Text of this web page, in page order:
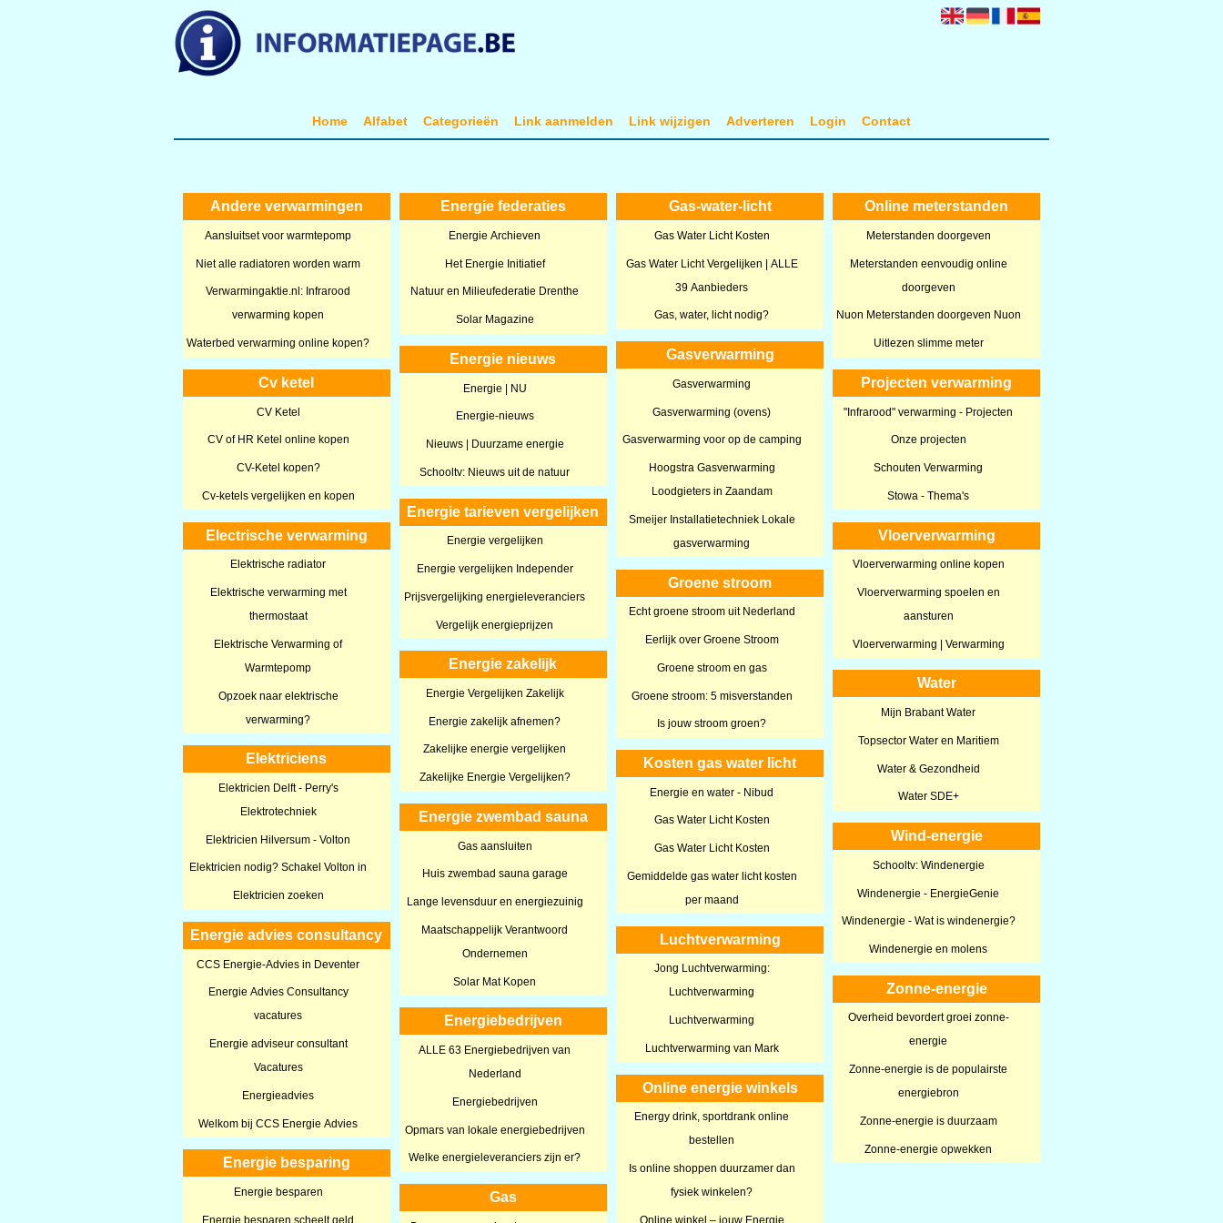
Home Alfabet Categorieën Link aanmelden Link wijzigen Adverteren Login Contact
Andere verwarmingen
Aansluitset voor warmtepomp
Niet alle radiatoren worden warm
Verwarmingaktie.nl: Infrarood
verwarming kopen
Waterbed verwarming online kopen?
Cv ketel
CV Ketel
CV of HR Ketel online kopen
CV-Ketel kopen?
Cv-ketels vergelijken en kopen
Electrische verwarming
Elektrische radiator
Elektrische verwarming met
thermostaat
Elektrische Verwarming of
Warmtepomp
Opzoek naar elektrische
verwarming?
Elektriciens
Elektricien Delft - Perry's
Elektrotechniek
Elektricien Hilversum - Volton
Elektricien nodig? Schakel Volton in
Elektricien zoeken
Energie advies consultancy
CCS Energie-Advies in Deventer
Energie Advies Consultancy
vacatures
Energie adviseur consultant
Vacatures
Energieadvies
Welkom bij CCS Energie Advies
Energie besparing
Energie besparen
Energie besparen scheelt geld
Energie federaties
Energie Archieven
Het Energie Initiatief
Natuur en Milieufederatie Drenthe
Solar Magazine
Energie nieuws
Energie | NU
Energie-nieuws
Nieuws | Duurzame energie
Schooltv: Nieuws uit de natuur
Energie tarieven vergelijken
Energie vergelijken
Energie vergelijken Independer
Prijsvergelijking energieleveranciers
Vergelijk energieprijzen
Energie zakelijk
Energie Vergelijken Zakelijk
Energie zakelijk afnemen?
Zakelijke energie vergelijken
Zakelijke Energie Vergelijken?
Energie zwembad sauna
Gas aansluiten
Huis zwembad sauna garage
Lange levensduur en energiezuinig
Maatschappelijk Verantwoord
Ondernemen
Solar Mat Kopen
Energiebedrijven
ALLE 63 Energiebedrijven van
Nederland
Energiebedrijven
Opmars van lokale energiebedrijven
Welke energieleveranciers zijn er?
Gas
Gas-water-licht
Gas Water Licht Kosten
Gas Water Licht Vergelijken | ALLE
39 Aanbieders
Gas, water, licht nodig?
Gasverwarming
Gasverwarming
Gasverwarming (ovens)
Gasverwarming voor op de camping
Hoogstra Gasverwarming
Loodgieters in Zaandam
Smeijer Installatietechniek Lokale
gasverwarming
Groene stroom
Echt groene stroom uit Nederland
Eerlijk over Groene Stroom
Groene stroom en gas
Groene stroom: 5 misverstanden
Is jouw stroom groen?
Kosten gas water licht
Energie en water - Nibud
Gas Water Licht Kosten
Gas Water Licht Kosten
Gemiddelde gas water licht kosten
per maand
Luchtverwarming
Jong Luchtverwarming:
Luchtverwarming
Luchtverwarming
Luchtverwarming van Mark
Online energie winkels
Energy drink, sportdrank online
bestellen
Is online shoppen duurzamer dan
fysiek winkelen?
Online winkel – jouw Energie
Online meterstanden
Meterstanden doorgeven
Meterstanden eenvoudig online
doorgeven
Nuon Meterstanden doorgeven Nuon
Uitlezen slimme meter
Projecten verwarming
"Infrarood" verwarming - Projecten
Onze projecten
Schouten Verwarming
Stowa - Thema's
Vloerverwarming
Vloerverwarming online kopen
Vloerverwarming spoelen en
aansturen
Vloerverwarming | Verwarming
Water
Mijn Brabant Water
Topsector Water en Maritiem
Water & Gezondheid
Water SDE+
Wind-energie
Schooltv: Windenergie
Windenergie - EnergieGenie
Windenergie - Wat is windenergie?
Windenergie en molens
Zonne-energie
Overheid bevordert groei zonne-
energie
Zonne-energie is de populairste
energiebron
Zonne-energie is duurzaam
Zonne-energie opwekken